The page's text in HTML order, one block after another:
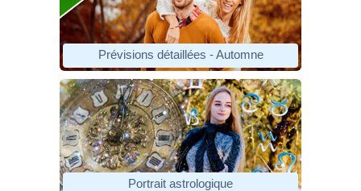
Prévisions détaillées - Automne
Portrait astrologique